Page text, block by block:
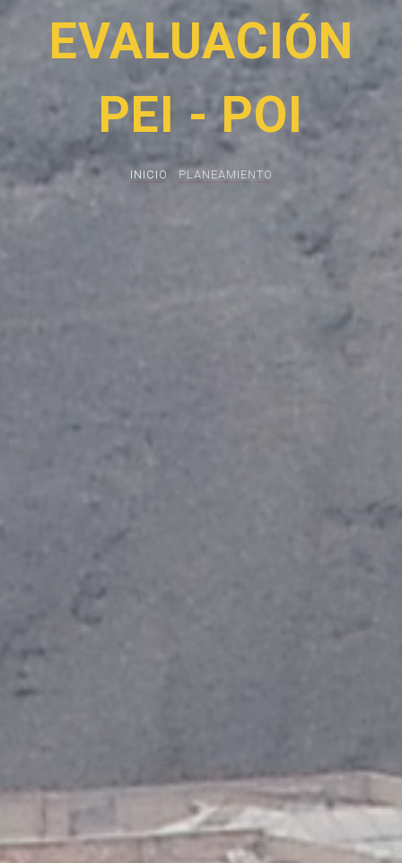
EVALUACIÓN
PEI - POI
INICIO PLANEAMIENTO